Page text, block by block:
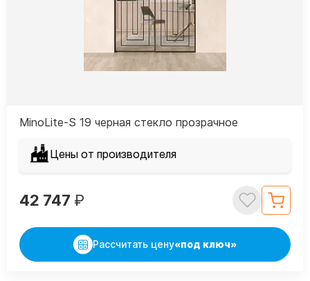
MinoLite-S 19 черная стекло прозрачное
Цены от производителя
42 747 ₽
Рассчитать цену«под ключ»